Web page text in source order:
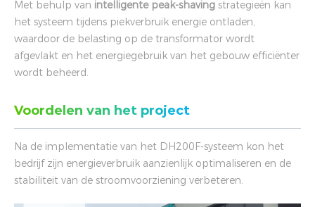
Met behulp van intelligente peak-shaving strategieën kan
het systeem tijdens piekverbruik energie ontladen,
waardoor de belasting op de transformator wordt
afgevlakt en het energiegebruik van het gebouw efficiënter
wordt beheerd.
Voordelen van het project
Na de implementatie van het DH200F-systeem kon het
bedrijf zijn energieverbruik aanzienlijk optimaliseren en de
stabiliteit van de stroomvoorziening verbeteren.